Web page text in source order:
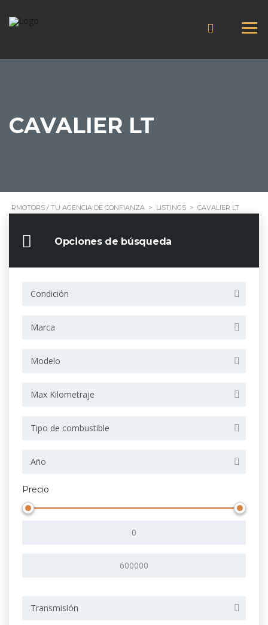
CAVALIER LT
RMOTORS / TU AGENCIA DE CONFIANZA > LISTINGS > CAVALIER LT
Opciones de búsqueda
Condición
Marca
Modelo
Max Kilometraje
Tipo de combustible
Año
Precio
Transmisión